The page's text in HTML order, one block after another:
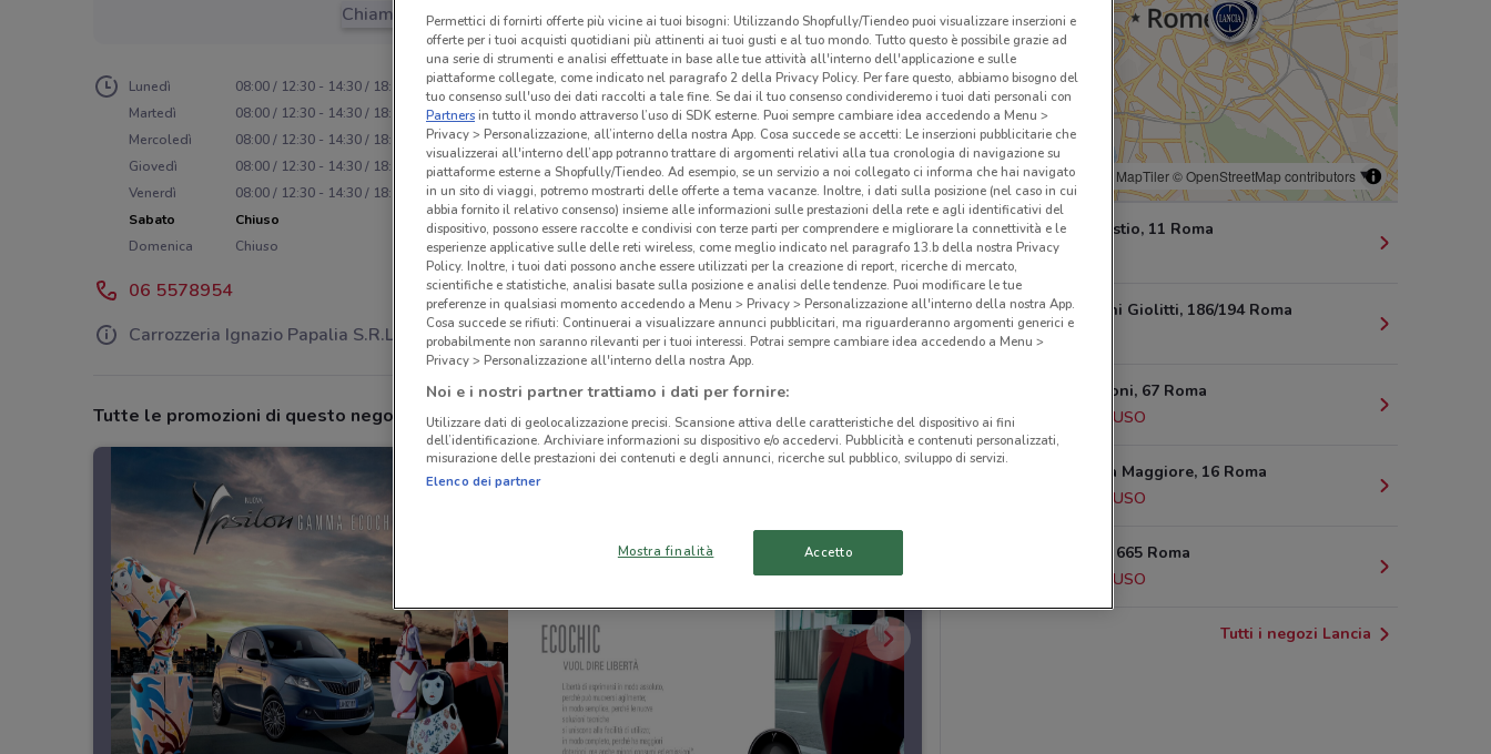
Chiama il negozio
Lunedì
08:00 / 12:30 - 14:30 / 18:15
Martedì
08:00 / 12:30 - 14:30 / 18:15
Mercoledì
08:00 / 12:30 - 14:30 / 18:15
Giovedì
08:00 / 12:30 - 14:30 / 18:15
Venerdì
08:00 / 12:30 - 14:30 / 18:15
Sabato
Chiuso
Domenica
Chiuso
06 5578954
Carrozzeria Ignazio Papalia S.R.L.
Tutte le promozioni di questo negozio
© MapTiler© OpenStreetMap contributors
Piazza Callistio, 11 Roma
2.1 km
Via Giovanni Giolitti, 186/194 Roma
2.1 km
Viale Manzoni, 67 Roma
CHIUSO
Via Di Porta Maggiore, 16 Roma
CHIUSO
Via Salaria, 665 Roma
CHIUSO
Tutti i negozi Lancia
Permettici di fornirti offerte più vicine ai tuoi bisogni: Utilizzando Shopfully/Tiendeo puoi visualizzare inserzioni e
offerte per i tuoi acquisti quotidiani più attinenti ai tuoi gusti e al tuo mondo. Tutto questo è possibile grazie ad
una serie di strumenti e analisi effettuate in base alle tue attività all'interno dell'applicazione e sulle
piattaforme collegate, come indicato nel paragrafo 2 della Privacy Policy. Per fare questo, abbiamo bisogno del
tuo consenso sull'uso dei dati raccolti a tale fine. Se dai il tuo consenso condivideremo i tuoi dati personali con
Partnersin tutto il mondo attraverso l’uso di SDK esterne. Puoi sempre cambiare idea accedendo a Menu >
Privacy > Personalizzazione, all’interno della nostra App. Cosa succede se accetti: Le inserzioni pubblicitarie che
visualizzerai all'interno dell’app potranno trattare di argomenti relativi alla tua cronologia di navigazione su
piattaforme esterne a Shopfully/Tiendeo. Ad esempio, se un servizio a noi collegato ci informa che hai navigato
in un sito di viaggi, potremo mostrarti delle offerte a tema vacanze. Inoltre, i dati sulla posizione (nel caso in cui
abbia fornito il relativo consenso) insieme alle informazioni sulle prestazioni della rete e agli identificativi del
dispositivo, possono essere raccolte e condivisi con terze parti per comprendere e migliorare la connettività e le
esperienze applicative sulle delle reti wireless, come meglio indicato nel paragrafo 13.b della nostra Privacy
Policy. Inoltre, i tuoi dati possono anche essere utilizzati per la creazione di report, ricerche di mercato,
scientifiche e statistiche, analisi basate sulla posizione e analisi delle tendenze. Puoi modificare le tue
preferenze in qualsiasi momento accedendo a Menu > Privacy > Personalizzazione all'interno della nostra App.
Cosa succede se rifiuti: Continuerai a visualizzare annunci pubblicitari, ma riguarderanno argomenti generici e
probabilmente non saranno rilevanti per i tuoi interessi. Potrai sempre cambiare idea accedendo a Menu >
Privacy > Personalizzazione all'interno della nostra App.
Noi e i nostri partner trattiamo i dati per fornire:
Utilizzare dati di geolocalizzazione precisi. Scansione attiva delle caratteristiche del dispositivo ai fini
dell’identificazione. Archiviare informazioni su dispositivo e/o accedervi. Pubblicità e contenuti personalizzati,
misurazione delle prestazioni dei contenuti e degli annunci, ricerche sul pubblico, sviluppo di servizi.
Elenco dei partner
Mostra finalità Accetto